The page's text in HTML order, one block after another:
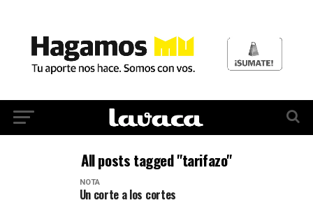
All posts tagged "tarifazo"
NOTA
Un corte a los cortes